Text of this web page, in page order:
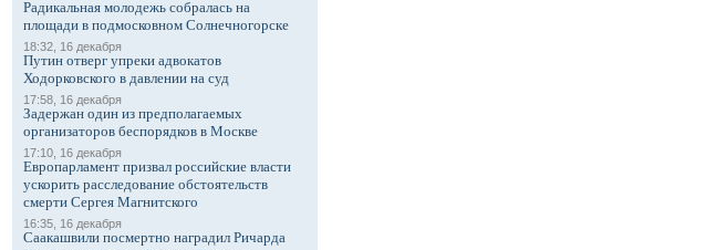
Радикальная молодежь собралась на
площади в подмосковном Солнечногорске
18:32, 16 декабря
Путин отверг упреки адвокатов
Ходорковского в давлении на суд
17:58, 16 декабря
Задержан один из предполагаемых
организаторов беспорядков в Москве
17:10, 16 декабря
Европарламент призвал российские власти
ускорить расследование обстоятельств
смерти Сергея Магнитского
16:35, 16 декабря
Саакашвили посмертно наградил Ричарда